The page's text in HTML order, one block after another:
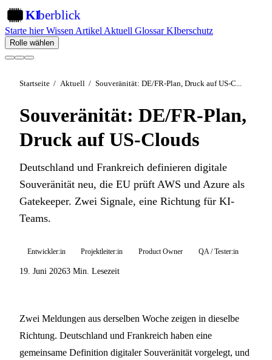
KIberblick
Starte hierWissen Artikel Aktuell GlossarKIberschutz
Rolle wählen
Startseite / Aktuell / Souveränität: DE/FR-Plan, Druck auf US-C...
Souveränität: DE/FR-Plan,
Druck auf US-Clouds
Deutschland und Frankreich definieren digitale
Souveränität neu, die EU prüft AWS und Azure als
Gatekeeper. Zwei Signale, eine Richtung für KI-
Teams.
Entwickler:in Projektleiter:in Product Owner QA / Tester:in
19. Juni 20263 Min. Lesezeit
Zwei Meldungen aus derselben Woche zeigen in dieselbe
Richtung. Deutschland und Frankreich haben eine
gemeinsame Definition digitaler Souveränität vorgelegt, und